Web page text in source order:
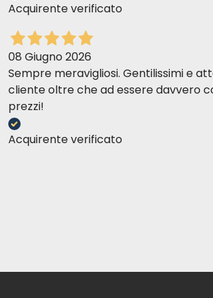
Acquirente verificato
08 Giugno 2026
Sempre meravigliosi. Gentilissimi e
cliente oltre che ad essere davvero
prezzi!
Acquirente verificato